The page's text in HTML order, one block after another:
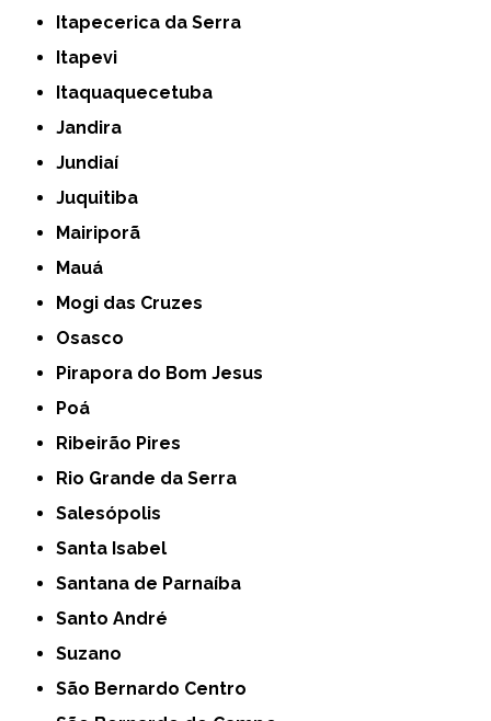
Itapecerica da Serra
Itapevi
Itaquaquecetuba
Jandira
Jundiaí
Juquitiba
Mairiporã
Mauá
Mogi das Cruzes
Osasco
Pirapora do Bom Jesus
Poá
Ribeirão Pires
Rio Grande da Serra
Salesópolis
Santa Isabel
Santana de Parnaíba
Santo André
Suzano
São Bernardo Centro